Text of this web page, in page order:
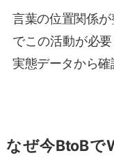
言葉の位置関係
でこの活動が必
実態データから確
なぜ今BtoBで